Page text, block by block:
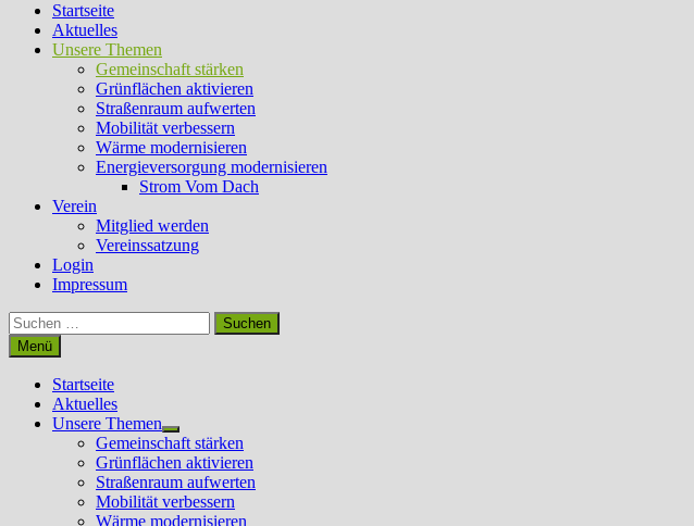
Startseite
Aktuelles
Unsere Themen
Gemeinschaft stärken
Grünflächen aktivieren
Straßenraum aufwerten
Mobilität verbessern
Wärme modernisieren
Energieversorgung modernisieren
Strom Vom Dach
Verein
Mitglied werden
Vereinssatzung
Login
Impressum
Suchen
nach:
Menü
Startseite
Aktuelles
Unsere Themen
Untermenü
anzeigen
Gemeinschaft stärken
Grünflächen aktivieren
Straßenraum aufwerten
Mobilität verbessern
Wärme modernisieren